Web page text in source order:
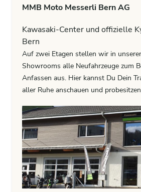
MMB Moto Messerli Bern AG
Kawasaki-Center und offizielle
Bern
Auf zwei Etagen stellen wir in
Showrooms alle Neufahrzeuge zum
Anfassen aus. Hier kannst Du Dein
aller Ruhe anschauen und